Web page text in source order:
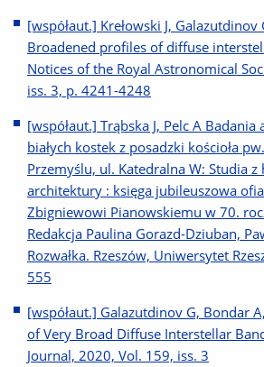
[współaut.] Krełowski J,
Broadened profiles of diffuse
Notices of the Royal Astronomical
iss. 3, p. 4241-4248
[współaut.] Trąbska J, Pelc A
białych kostek z posadzki kościoła
Przemyślu, ul. Katedralna W: Studia
architektury : księga jubileuszowa
Zbigniewowi Pianowskiemu w 70.
Redakcja Paulina Gorazd-Dziuban,
Rozwałka. Rzeszów, Uniwersytet
555
[współaut.] Galazutdinov G, Bondar
of Very Broad Diffuse Interstellar
Journal, 2020, Vol. 159, iss. 3